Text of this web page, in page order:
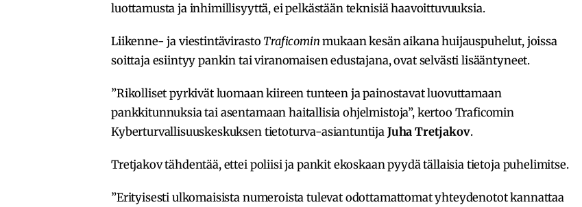
luottamusta ja inhimillisyyttä, ei pelkästään teknisiä haavoittuvuuksia.
Liikenne- ja viestintävirasto Traficomin mukaan kesän aikana huijauspuhelut, joissa
soittaja esiintyy pankin tai viranomaisen edustajana, ovat selvästi lisääntyneet.
”Rikolliset pyrkivät luomaan kiireen tunteen ja painostavat luovuttamaan
pankkitunnuksia tai asentamaan haitallisia ohjelmistoja”, kertoo Traficomin
Kyberturvallisuuskeskuksen tietoturva-asiantuntija Juha Tretjakov.
Tretjakov tähdentää, ettei poliisi ja pankit ekoskaan pyydä tällaisia tietoja puhelimitse.
”Erityisesti ulkomaisista numeroista tulevat odottamattomat yhteydenotot kannattaa